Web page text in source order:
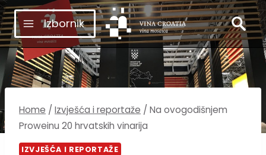
Skip
to
content
Izbornik
Home / Izvješća i reportaže / Na ovogodišnjem
Proweinu 20 hrvatskih vinarija
IZVJEŠĆA I REPORTAŽE